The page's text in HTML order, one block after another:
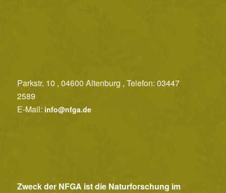
Parkstr. 10 , 04600 Altenburg , Telefon: 03447
2589
E-Mail: info@nfga.de
Zweck der NFGA ist die Naturforschung im